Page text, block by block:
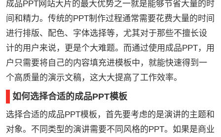
成品PPT网站大片的最大优势之一就是能够节省大量的时
间和精力。传统的PPT制作过程通常需要花费大量的时间
进行排版、配色、字体选择等，尤其对于那些不擅长设
计的用户来说，更是个大难题。而通过使用成品PPT，用
户只需要将自己的内容填充进模板中，就能快速得到一
个高质量的演示文稿，这大大提高了工作效率。
如何选择合适的成品PPT模板
选择合适的成品PPT模板，首先要考虑的是演讲的主题和
对象。不同类型的演讲需要不同风格的PPT。如果是商业